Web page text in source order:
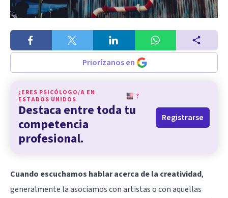
Priorízanos en
¿ERES PSICÓLOGO/A EN
ESTADOS UNIDOS
?
Destaca entre toda tu
competencia
profesional.
Registrarse
Cuando escuchamos hablar acerca de la creatividad,
generalmente la asociamos con artistas o con aquellas